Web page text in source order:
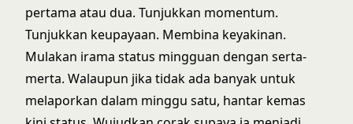
pertama atau dua. Tunjukkan momentum.
Tunjukkan keupayaan. Membina keyakinan.
Mulakan irama status mingguan dengan serta-
merta. Walaupun jika tidak ada banyak untuk
melaporkan dalam minggu satu, hantar kemas